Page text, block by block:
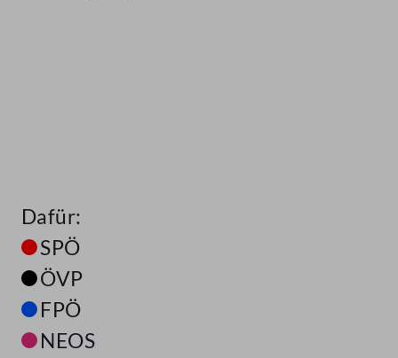
Dafür:
SPÖ
ÖVP
FPÖ
NEOS